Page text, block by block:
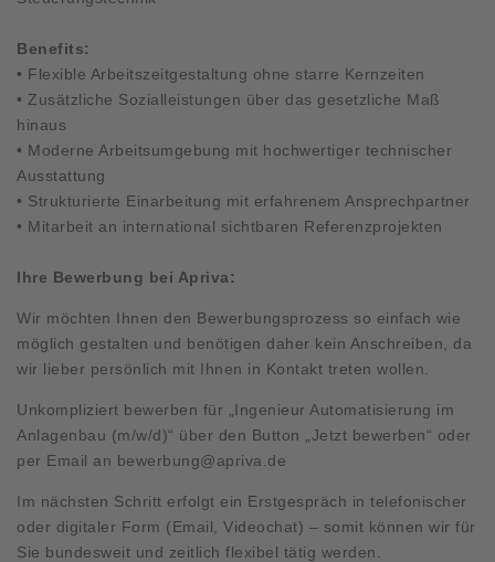
Benefits:
• Flexible Arbeitszeitgestaltung ohne starre Kernzeiten
• Zusätzliche Sozialleistungen über das gesetzliche Maß
hinaus
• Moderne Arbeitsumgebung mit hochwertiger technischer
Ausstattung
• Strukturierte Einarbeitung mit erfahrenem Ansprechpartner
• Mitarbeit an international sichtbaren Referenzprojekten
Ihre Bewerbung bei Apriva:
Wir möchten Ihnen den Bewerbungsprozess so einfach wie
möglich gestalten und benötigen daher kein Anschreiben, da
wir lieber persönlich mit Ihnen in Kontakt treten wollen.
Unkompliziert bewerben für „Ingenieur Automatisierung im
Anlagenbau (m/w/d)“ über den Button „Jetzt bewerben“ oder
per Email an bewerbung@apriva.de
Im nächsten Schritt erfolgt ein Erstgespräch in telefonischer
oder digitaler Form (Email, Videochat) – somit können wir für
Sie bundesweit und zeitlich flexibel tätig werden.